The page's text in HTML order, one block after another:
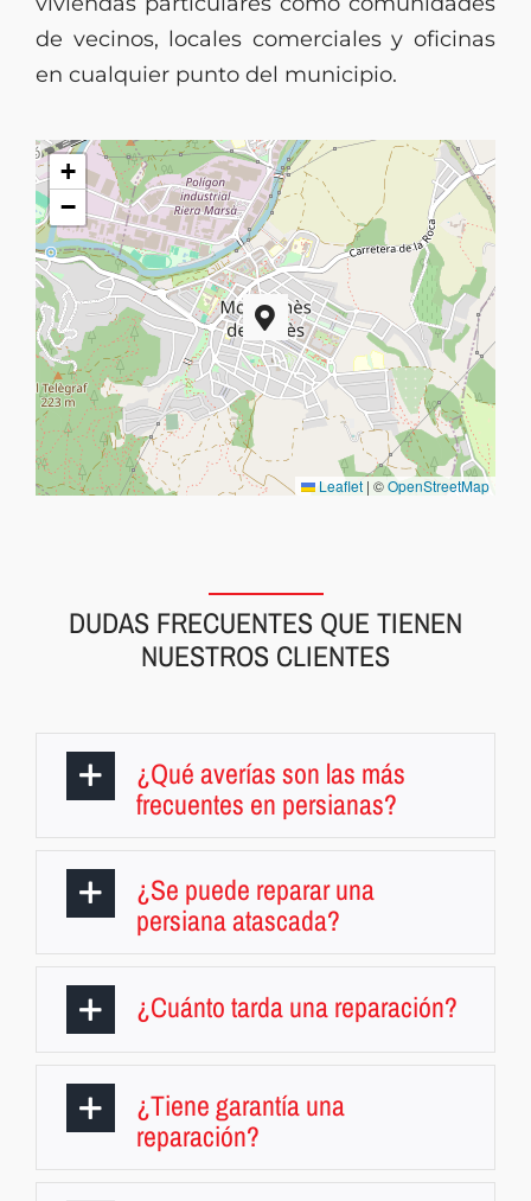
de vecinos, locales comerciales y oficinas
en cualquier punto del municipio.
+
−
Leaflet | ©OpenStreetMap
DUDAS FRECUENTES QUE TIENEN
NUESTROS CLIENTES
¿Qué averías son las más
frecuentes en persianas?
¿Se puede reparar una
persiana atascada?
¿Cuánto tarda una reparación?
¿Tiene garantía una
reparación?